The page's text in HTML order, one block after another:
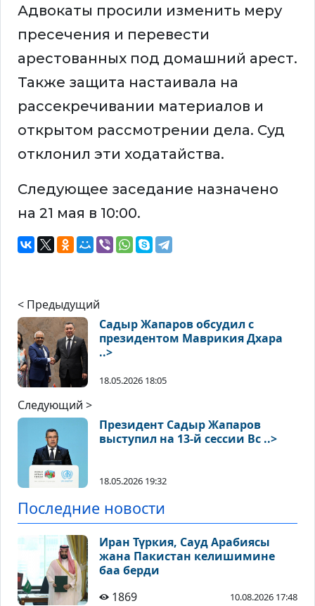
Адвокаты просили изменить меру
пресечения и перевести
арестованных под домашний арест.
Также защита настаивала на
рассекречивании материалов и
открытом рассмотрении дела. Суд
отклонил эти ходатайства.
Следующее заседание назначено
на 21 мая в 10:00.
< Предыдущий
Садыр Жапаров обсудил с
президентом Маврикия Дхара
..>
18.05.2026 18:05
Следующий >
Президент Садыр Жапаров
выступил на 13-й сессии Вс ..>
18.05.2026 19:32
Последние новости
Иран Түркия, Сауд Арабиясы
жана Пакистан келишимине
баа берди
1869
10.08.2026 17:48